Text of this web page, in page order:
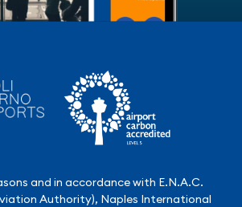
and in accordance with E.N.A.C.
Authority), Naples International